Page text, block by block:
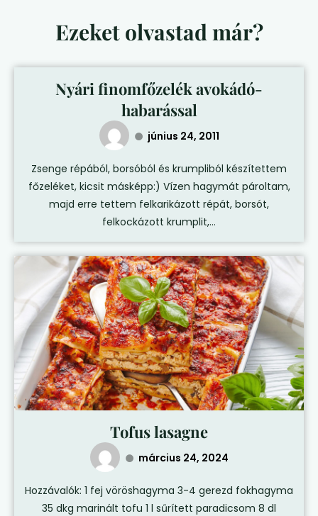
Ezeket olvastad már?
Nyári finomfőzelék avokádó-
habarással
június 24, 2011
Zsenge répából, borsóból és krumpliból készítettem
főzeléket, kicsit másképp:) Vízen hagymát pároltam,
majd erre tettem felkarikázott répát, borsót,
felkockázott krumplit,...
Tofus lasagne
március 24, 2024
Hozzávalók: 1 fej vöröshagyma 3-4 gerezd fokhagyma
35 dkg marinált tofu 1 l sűrített paradicsom 8 dl